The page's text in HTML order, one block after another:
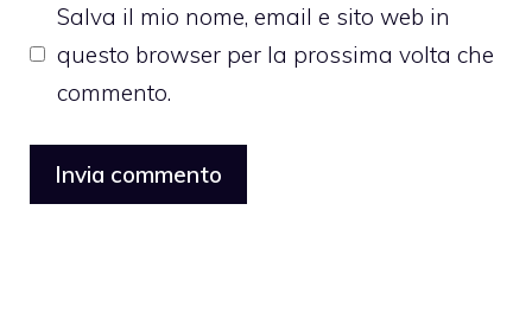
Salva il mio nome, email e sito web in
questo browser per la prossima volta che
commento.